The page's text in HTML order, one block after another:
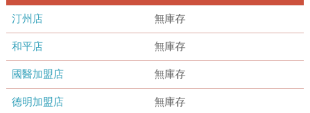
汀州店 無庫存
和平店 無庫存
國醫加盟店 無庫存
德明加盟店 無庫存